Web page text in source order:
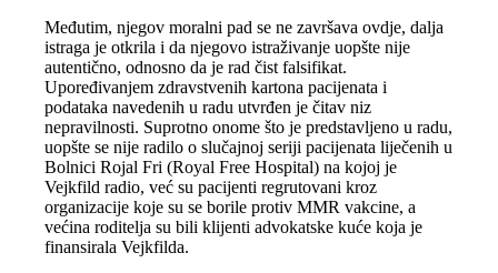
Međutim, njegov moralni pad se ne završava ovdje, dalja
istraga je otkrila i da njegovo istraživanje uopšte nije
autentično, odnosno da je rad čist falsifikat.
Upoređivanjem zdravstvenih kartona pacijenata i
podataka navedenih u radu utvrđen je čitav niz
nepravilnosti. Suprotno onome što je predstavljeno u radu,
uopšte se nije radilo o slučajnoj seriji pacijenata liječenih u
Bolnici Rojal Fri (Royal Free Hospital) na kojoj je
Vejkfild radio, već su pacijenti regrutovani kroz
organizacije koje su se borile protiv MMR vakcine, a
većina roditelja su bili klijenti advokatske kuće koja je
finansirala Vejkfilda.